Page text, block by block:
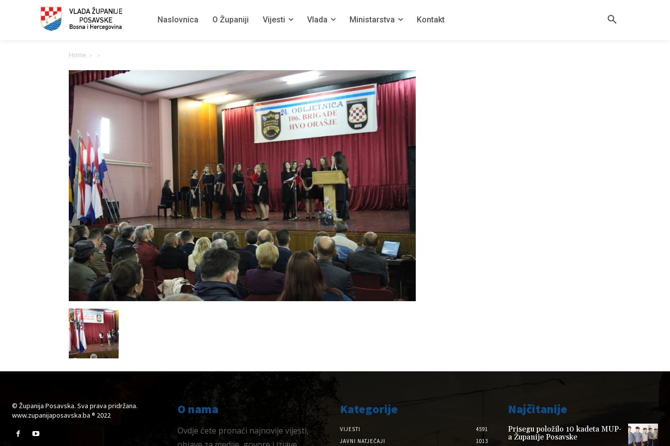
Naslovnica O Županiji Vijesti Vlada Ministarstva Kontakt
Home
© Županija Posavska. Sva prava pridržana.
www.zupanijaposavska.ba ® 2022
O nama
Ovdje ćete pronaći najnovije vijesti,
Kategorije
VIJESTI
4591
JAVNI NATJEČAJI
1013
Najčitanije
Prisegu položilo 10 kadeta MUP-
a Županije Posavske